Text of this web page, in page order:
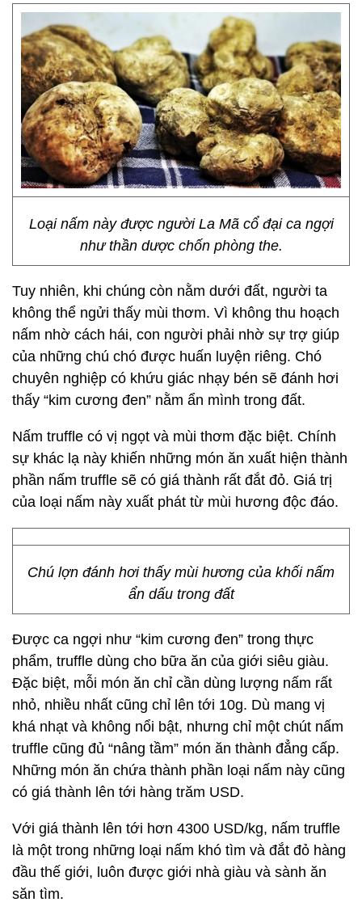
Loại nấm này được người La Mã cổ đại ca ngợi
như thần dược chốn phòng the.
Tuy nhiên, khi chúng còn nằm dưới đất, người ta
không thể ngửi thấy mùi thơm. Vì không thu hoạch
nấm nhờ cách hái, con người phải nhờ sự trợ giúp
của những chú chó được huấn luyện riêng. Chó
chuyên nghiệp có khứu giác nhạy bén sẽ đánh hơi
thấy “kim cương đen” nằm ẩn mình trong đất.
Nấm truffle có vị ngọt và mùi thơm đặc biệt. Chính
sự khác lạ này khiến những món ăn xuất hiện thành
phần nấm truffle sẽ có giá thành rất đắt đỏ. Giá trị
của loại nấm này xuất phát từ mùi hương độc đáo.
Chú lợn đánh hơi thấy mùi hương của khối nấm
ẩn dấu trong đất
Được ca ngợi như “kim cương đen” trong thực
phẩm, truffle dùng cho bữa ăn của giới siêu giàu.
Đặc biệt, mỗi món ăn chỉ cần dùng lượng nấm rất
nhỏ, nhiều nhất cũng chỉ lên tới 10g. Dù mang vị
khá nhạt và không nổi bật, nhưng chỉ một chút nấm
truffle cũng đủ “nâng tầm” món ăn thành đẳng cấp.
Những món ăn chứa thành phần loại nấm này cũng
có giá thành lên tới hàng trăm USD.
Với giá thành lên tới hơn 4300 USD/kg, nấm truffle
là một trong những loại nấm khó tìm và đắt đỏ hàng
đầu thế giới, luôn được giới nhà giàu và sành ăn
săn tìm.